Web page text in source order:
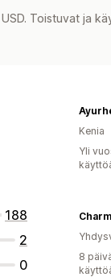
Toistuvat ja
188
2
0
Kenia
Yli
8